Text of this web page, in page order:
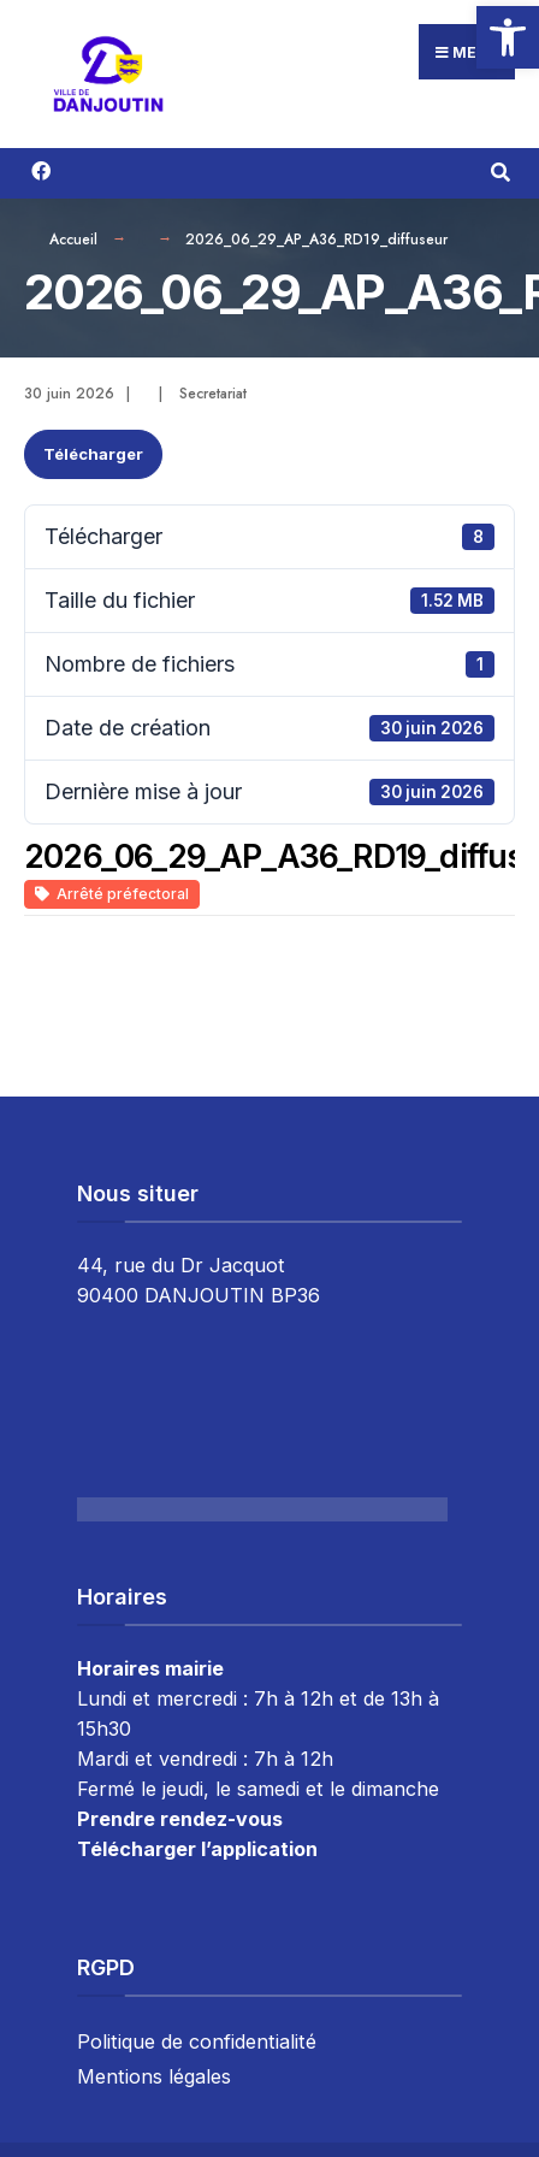
Ouvrir
contenu
MENU
Accueil 2026_06_29_AP_A36_RD19_diffuseur
30 juin 2026 | | Secretariat
Télécharger
Télécharger 8
Taille du fichier 1.52 MB
Nombre de fichiers 1
Date de création 30 juin 2026
Dernière mise à jour 30 juin 2026
Arrêté préfectoral
Nous situer
44, rue du Dr Jacquot
90400 DANJOUTIN BP36
Horaires
Horaires mairie
Lundi et mercredi : 7h à 12h et de 13h à
15h30
Mardi et vendredi : 7h à 12h
Fermé le jeudi, le samedi et le dimanche
Prendre rendez-vous
Télécharger l’application
RGPD
Politique de confidentialité
Mentions légales
for: